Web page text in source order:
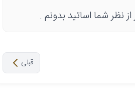
نظر شما اساتید بدونم .
قبلی